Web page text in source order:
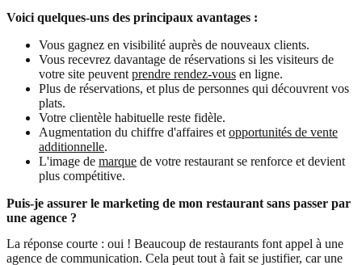
Voici quelques-uns des principaux avantages :
Vous gagnez en visibilité auprès de nouveaux clients.
Vous recevrez davantage de réservations si les visiteurs de
votre site peuvent prendre rendez-vous en ligne.
Plus de réservations, et plus de personnes qui découvrent vos
plats.
Votre clientèle habituelle reste fidèle.
Augmentation du chiffre d'affaires et opportunités de vente
additionnelle.
L'image de marque de votre restaurant se renforce et devient
plus compétitive.
Puis-je assurer le marketing de mon restaurant sans passer par
une agence ?
La réponse courte : oui ! Beaucoup de restaurants font appel à une
agence de communication. Cela peut tout à fait se justifier, car une